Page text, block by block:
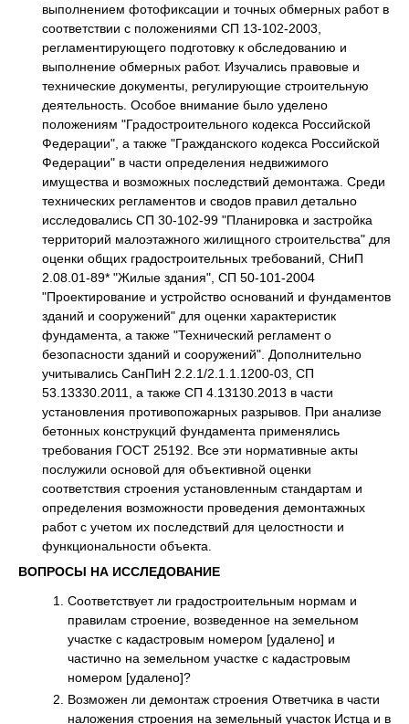
выполнением фотофиксации и точных обмерных работ в
соответствии с положениями СП 13-102-2003,
регламентирующего подготовку к обследованию и
выполнение обмерных работ. Изучались правовые и
технические документы, регулирующие строительную
деятельность. Особое внимание было уделено
положениям "Градостроительного кодекса Российской
Федерации", а также "Гражданского кодекса Российской
Федерации" в части определения недвижимого
имущества и возможных последствий демонтажа. Среди
технических регламентов и сводов правил детально
исследовались СП 30-102-99 "Планировка и застройка
территорий малоэтажного жилищного строительства" для
оценки общих градостроительных требований, СНиП
2.08.01-89* "Жилые здания", СП 50-101-2004
"Проектирование и устройство оснований и фундаментов
зданий и сооружений" для оценки характеристик
фундамента, а также "Технический регламент о
безопасности зданий и сооружений". Дополнительно
учитывались СанПиН 2.2.1/2.1.1.1200-03, СП
53.13330.2011, а также СП 4.13130.2013 в части
установления противопожарных разрывов. При анализе
бетонных конструкций фундамента применялись
требования ГОСТ 25192. Все эти нормативные акты
послужили основой для объективной оценки
соответствия строения установленным стандартам и
определения возможности проведения демонтажных
работ с учетом их последствий для целостности и
функциональности объекта.
ВОПРОСЫ НА ИССЛЕДОВАНИЕ
Соответствует ли градостроительным нормам и
правилам строение, возведенное на земельном
участке с кадастровым номером [удалено] и
частично на земельном участке с кадастровым
номером [удалено]?
Возможен ли демонтаж строения Ответчика в части
наложения строения на земельный участок Истца и в